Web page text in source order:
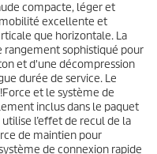
compacte, léger et
excellente et
que horizontale. La
rangement sophistiqué pour
et d'une décompression
durée de service. Le
et le système de
inclus dans le paquet
utilise l’effet de recul de la
de maintien pour
de connexion rapide